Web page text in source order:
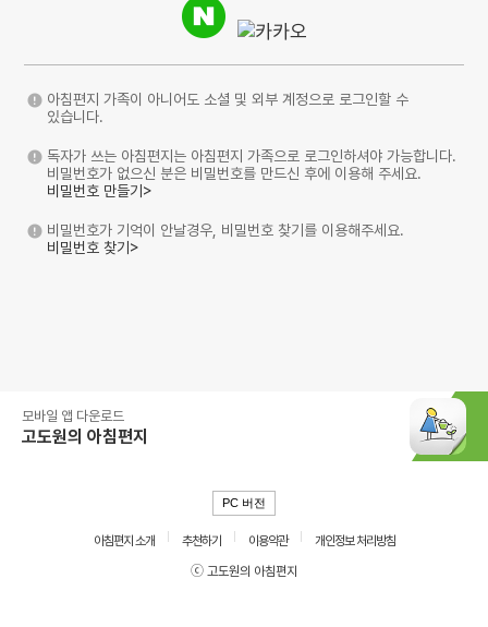
아침편지 가족이 아니어도 소셜 및 외부 계정으로 로그인할 수
있습니다.
독자가 쓰는 아침편지는 아침편지 가족으로 로그인하셔야 가능합니다.
비밀번호가 없으신 분은 비밀번호를 만드신 후에 이용해 주세요.
비밀번호 만들기>
비밀번호가 기억이 안날경우, 비밀번호 찾기를 이용해주세요.
비밀번호 찾기>
모바일 앱 다운로드
고도원의 아침편지
PC 버전
아침편지 소개 추천하기 이용약관
개인정보 처리방침
ⓒ 고도원의 아침편지